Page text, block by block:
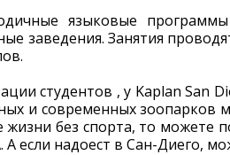
языковые
заведения. Занятия
студентов , у Kaplan San
и современных
жизни без спорта, то можете
А если надоест в Сан-Диего,